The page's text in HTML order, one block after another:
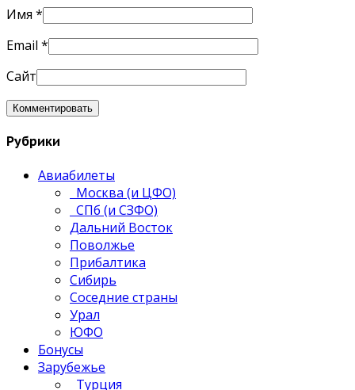
Имя *
Email *
Сайт
Рубрики
Авиабилеты
Москва (и ЦФО)
СПб (и СЗФО)
Дальний Восток
Поволжье
Прибалтика
Сибирь
Соседние страны
Урал
ЮФО
Бонусы
Зарубежье
Турция